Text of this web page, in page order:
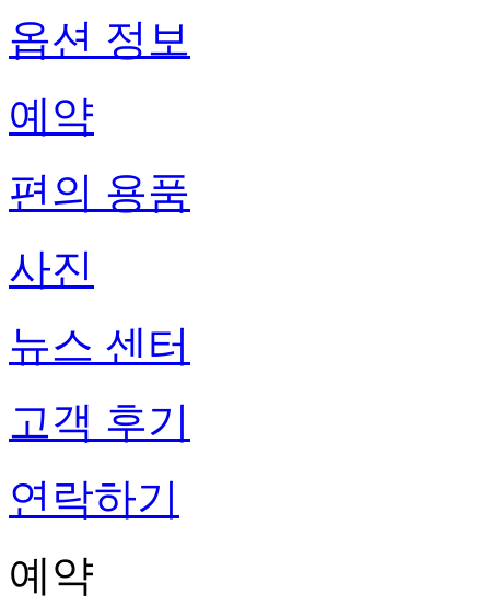
옵션 정보
예약
편의 용품
사진
뉴스 센터
고객 후기
연락하기
예약